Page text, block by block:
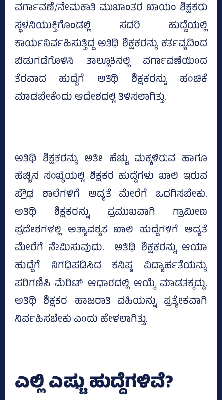
ವರ್ಗಾವಣೆ/ನೇಮಕಾತಿ ಮುಖಾಂತರ ಖಾಯಂ ಶಿಕ್ಷಕರು
ಸ್ಥಳನಿಯುಕ್ತಿಗೊಂಡಲ್ಲಿ ಸದರಿ ಹುದ್ದೆಯಲ್ಲಿ
ಕಾರ್ಯನಿರ್ವಹಿಸುತ್ತಿದ್ದ ಅತಿಥಿ ಶಿಕ್ಷಕರನ್ನು ಕರ್ತವ್ಯದಿಂದ
ಬಿಡುಗಡೆಗೊಳಿಸಿ ತಾಲ್ಲೂಕಿನಲ್ಲಿ ವರ್ಗಾವಣೆಯಿಂದ
ತೆರವಾದ ಹುದ್ದೆಗೆ ಅತಿಥಿ ಶಿಕ್ಷಕರನ್ನು ಹಂಚಿಕೆ
ಮಾಡಬೇಕೆಂದು ಆದೇಶದಲ್ಲಿ ತಿಳಿಸಲಾಗಿತ್ತು.
ಅತಿಥಿ ಶಿಕ್ಷಕರನ್ನು ಅತೀ ಹೆಚ್ಚು ಮಕ್ಕಳಿರುವ ಹಾಗೂ
ಹೆಚ್ಚಿನ ಸಂಖ್ಯೆಯಲ್ಲಿ ಶಿಕ್ಷಕರ ಹುದ್ದೆಗಳು ಖಾಲಿ ಇರುವ
ಪ್ರೌಢ ಶಾಲೆಗಳಿಗೆ ಆದ್ಯತೆ ಮೇರೆಗೆ ಒದಗಿಸಬೇಕು.
ಅತಿಥಿ ಶಿಕ್ಷಕರನ್ನು ಪ್ರಮುಖವಾಗಿ ಗ್ರಾಮೀಣ
ಪ್ರದೇಶಗಳಲ್ಲಿ ಅತ್ಯಾವಶ್ಯಕ ಖಾಲಿ ಹುದ್ದೆಗಳಿಗೆ ಆದ್ಯತೆ
ಮೇರೆಗೆ ನೇಮಿಸುವುದು. ಅತಿಥಿ ಶಿಕ್ಷಕರನ್ನು ಆಯಾ
ಹುದ್ದೆಗೆ ನಿಗಧಿಪಡಿಸಿದ ಕನಿಷ್ಠ ವಿದ್ಯಾರ್ಹತೆಯನ್ನು
ಪರಿಗಣಿಸಿ ಮೆರಿಟ್ ಆಧಾರದಲ್ಲಿ ಆಯ್ಕೆ ಮಾಡತಕ್ಕದ್ದು.
ಅತಿಥಿ ಶಿಕ್ಷಕರ ಹಾಜರಾತಿ ವಹಿಯನ್ನು ಪ್ರತ್ಯೇಕವಾಗಿ
ನಿರ್ವಹಿಸಬೇಕು ಎಂದು ಹೇಳಲಾಗಿತ್ತು.
ಎಲ್ಲಿ ಎಷ್ಟು ಹುದ್ದೆಗಳಿವೆ?